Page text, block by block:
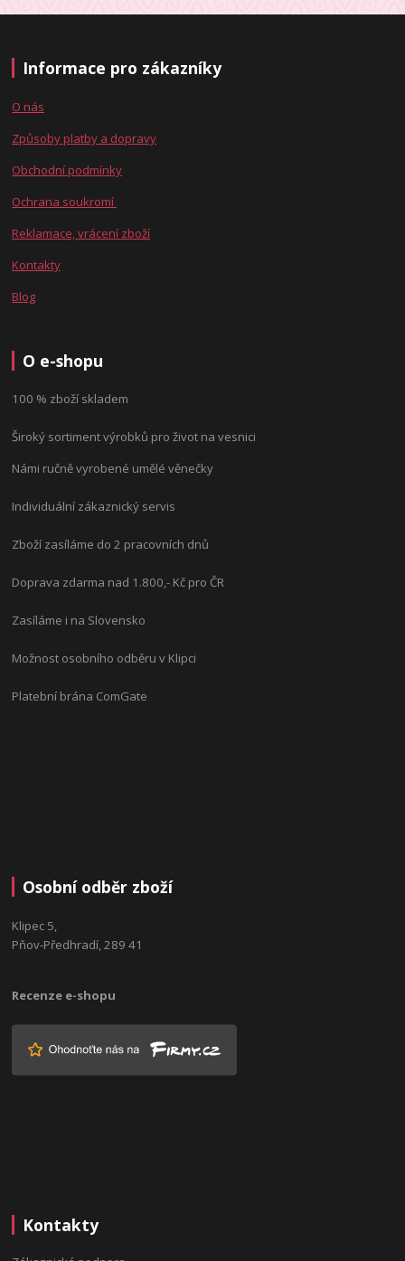
Informace pro zákazníky
O nás
Způsoby platby a dopravy
Obchodní podmínky
Ochrana soukromí
Reklamace, vrácení zboží
Kontakty
Blog
O e-shopu
100 % zboží skladem
Široký sortiment výrobků pro život na vesnici
Námi ručně vyrobené umělé věnečky
Individuální zákaznický servis
Zboží zasíláme do 2 pracovních dnů
Doprava zdarma nad 1.800,- Kč pro ČR
Zasíláme i na Slovensko
Možnost osobního odběru v Klipci
Platební brána ComGate
Osobní odběr zboží
Klipec 5,
Pňov-Předhradí, 289 41
Recenze e-shopu
Kontakty